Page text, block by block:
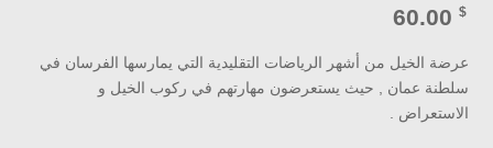
60.00 $
عرضة الخيل من أشهر الرياضات التقليدية التي يمارسها الفرسان في
سلطنة عمان , حيث يستعرضون مهارتهم في ركوب الخيل و
الاستعراض .